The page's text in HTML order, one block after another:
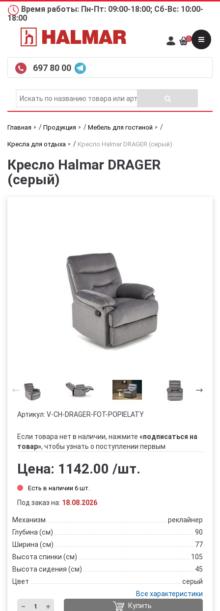
Время работы: Пн-Пт: 09:00-18:00; Сб-Вс: 10:00-
18:00
697 80 00
0
Главная / Продукция / Мебель для гостиной /
Кресла для отдыха / Кресло Halmar DRAGER (серый)
Кресло Halmar DRAGER
(серый)
Артикул: V-CH-DRAGER-FOT-POPIELATY
Если товара нет в наличии, нажмите «подписаться на
товар», чтобы узнать о поступлении первым
Цена: 1142.00 /шт.
Есть в наличии 6 шт.
Под заказ на: 18.08.2026
Механизм
реклайнер
Глубина (см)
90
Ширина (см)
77
Высота спинки (см)
105
Высота сидения (см)
45
Цвет
серый
Все характеристики
Купить